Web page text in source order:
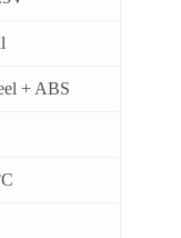
+ ABS